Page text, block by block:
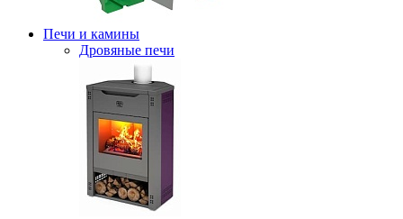
Печи и камины
Дровяные печи